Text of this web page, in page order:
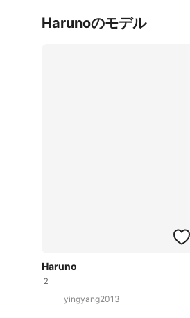
Harunoのモデル
Haruno
２
yingyang2013